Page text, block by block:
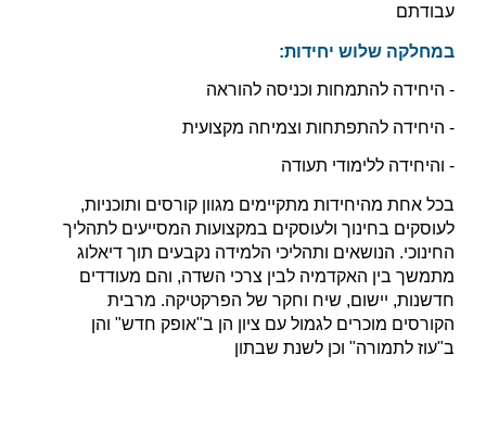
עבודתם
:במחלקה שלוש יחידות
היחידה להתמחות וכניסה להוראה -
היחידה להתפתחות וצמיחה מקצועית -
והיחידה ללימודי תעודה -
בכל אחת מהיחידות מתקיימים מגוון קורסים ותוכניות,
לעוסקים בחינוך ולעוסקים במקצועות המסייעים לתהליך
החינוכי. הנושאים ותהליכי הלמידה נקבעים תוך דיאלוג
מתמשך בין האקדמיה לבין צרכי השדה, והם מעודדים
חדשנות, יישום, שיח וחקר של הפרקטיקה. מרבית
הקורסים מוכרים לגמול עם ציון הן ב"אופק חדש" והן
ב"עוז לתמורה" וכן לשנת שבתון